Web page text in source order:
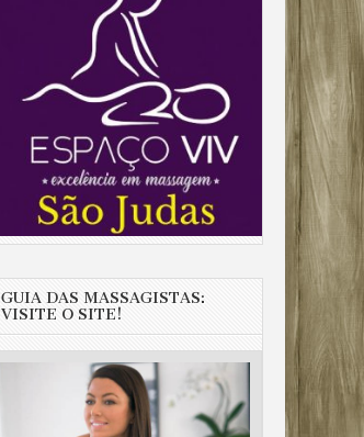
GUIA DAS MASSAGISTAS:
VISITE O SITE!